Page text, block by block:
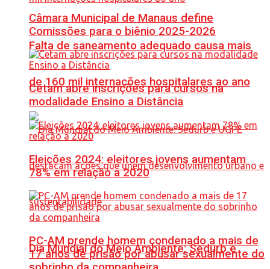
Falta de saneamento adequado causa mais
de 160 mil internações hospitalares ao ano
Dia Mundial do Meio Ambiente: Sedurb e
Câmara Municipal de Manaus define
Comissões para o biênio 2025-2026
Cetam abre inscrições para cursos na
modalidade Ensino a Distância
Eleições 2024: eleitores jovens aumentam
78% em relação a 2020
PC-AM prende homem condenado a mais de
17 anos de prisão por abusar sexualmente do